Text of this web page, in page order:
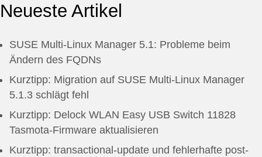
Neueste Artikel
SUSE Multi-Linux Manager 5.1: Probleme beim
Ändern des FQDNs
Kurztipp: Migration auf SUSE Multi-Linux Manager
5.1.3 schlägt fehl
Kurztipp: Delock WLAN Easy USB Switch 11828
Tasmota-Firmware aktualisieren
Kurztipp: transactional-update und fehlerhafte post-